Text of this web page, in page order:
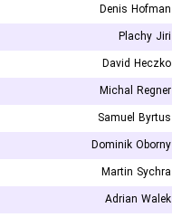
Denis Hofman
Plachy Jiri
David Heczko
Michal Regner
Samuel Byrtus
Dominik Oborny
Martin Sychra
Adrian Walek